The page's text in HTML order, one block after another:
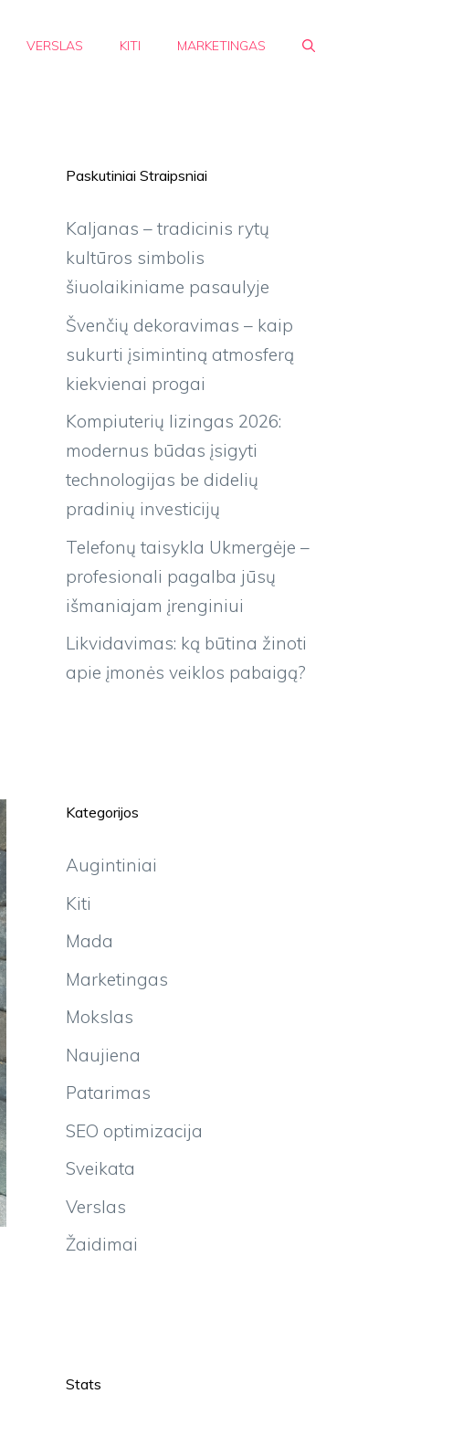
VERSLAS KITI MARKETINGAS
Paskutiniai Straipsniai
Kaljanas – tradicinis rytų
kultūros simbolis
šiuolaikiniame pasaulyje
Švenčių dekoravimas – kaip
sukurti įsimintiną atmosferą
kiekvienai progai
Kompiuterių lizingas 2026:
modernus būdas įsigyti
technologijas be didelių
pradinių investicijų
Telefonų taisykla Ukmergėje –
profesionali pagalba jūsų
išmaniajam įrenginiui
Likvidavimas: ką būtina žinoti
apie įmonės veiklos pabaigą?
Kategorijos
Augintiniai
Kiti
Mada
Marketingas
Mokslas
Naujiena
Patarimas
SEO optimizacija
Sveikata
Verslas
Žaidimai
Stats